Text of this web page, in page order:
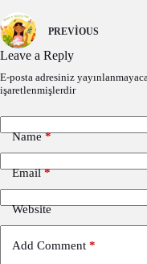
PREVIOUS
Leave a Reply
E-posta adresiniz
işaretlenmişlerdir
Name*
Email*
Website
Add Comment *